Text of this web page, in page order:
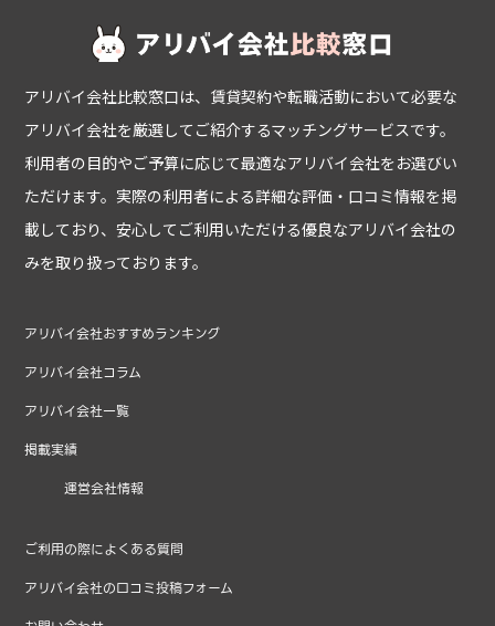
アリバイ会社比較窓口は、賃貸契約や転職活動において必要な
アリバイ会社を厳選してご紹介するマッチングサービスです。
利用者の目的やご予算に応じて最適なアリバイ会社をお選びい
ただけます。実際の利用者による詳細な評価・口コミ情報を掲
載しており、安心してご利用いただける優良なアリバイ会社の
みを取り扱っております。
アリバイ会社おすすめランキング
アリバイ会社コラム
アリバイ会社一覧
掲載実績
運営会社情報
ご利用の際によくある質問
アリバイ会社の口コミ投稿フォーム